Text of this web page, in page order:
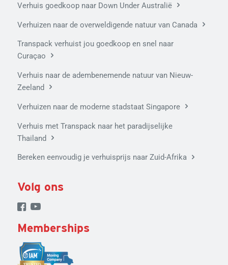
Verhuis goedkoop naar Down Under Australië
Verhuizen naar de overweldigende natuur van Canada
Transpack verhuist jou goedkoop en snel naar
Curaçao
Verhuis naar de adembenemende natuur van Nieuw-
Zeeland
Verhuizen naar de moderne stadstaat Singapore
Verhuis met Transpack naar het paradijselijke
Thailand
Bereken eenvoudig je verhuisprijs naar Zuid-Afrika
Volg ons
Memberships